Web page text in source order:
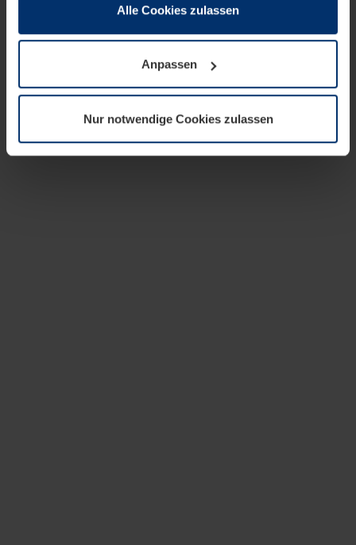
wenn diese für den Betrieb dieser Seite unbedingt
notwendig sind. Für alle anderen Cookie-Typen benötigen
wir Ihre Erlaubnis. Ihre Einwilligung können Sie jederzeit
Datenschutzerklärungunserer Website ändern oder
widerrufen.
Alle Cookies zulassen
Anpassen
Nur notwendige Cookies zulassen